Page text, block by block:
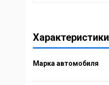
Характеристики
Марка автомобиля